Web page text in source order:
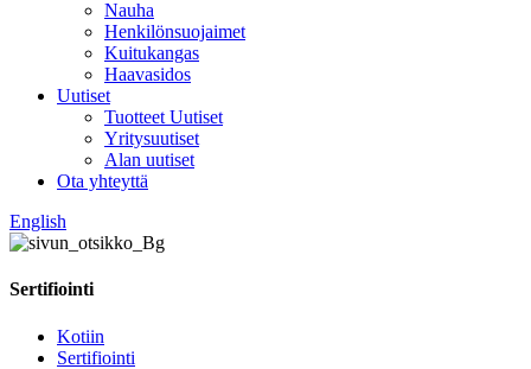
Nauha
Henkilönsuojaimet
Kuitukangas
Haavasidos
Uutiset
Tuotteet Uutiset
Yritysuutiset
Alan uutiset
Ota yhteyttä
English
Sertifiointi
Kotiin
Sertifiointi